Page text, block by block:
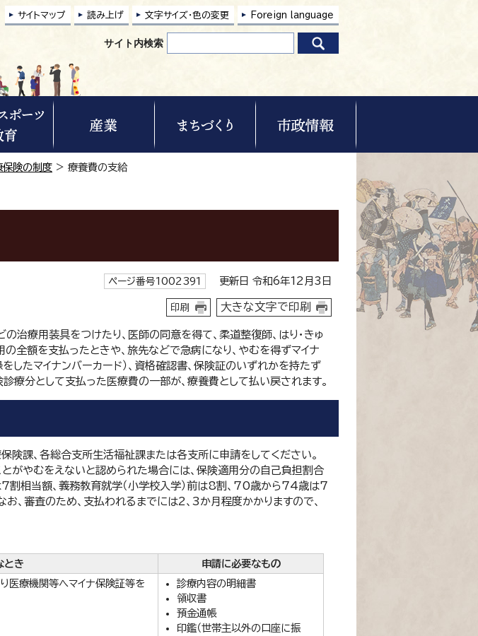
サイトマップ 読み上げ 文字サイズ・色の変更 Foreign language
サイト内検索
保険の制度 > 療養費の支給
ページ番号1002391 更新日 令和6年12月3日
印刷 大きな文字で印刷
治療用装具をつけたり、医師の同意を得て、柔道整復師、はり・きゅ
の全額を支払ったときや、旅先などで急病になり、やむを得ずマイナ
したマイナンバーカード）、資格確認書、保険証のいずれかを持たず
療分として支払った医療費の一部が、療養費として払い戻されます。
険課、各総合支所生活福祉課または各支所に申請をしてください。
がやむをえないと認められた場合には、保険適用分の自己負担割合
割相当額、義務教育就学（小学校入学）前は8割、70歳から74歳は7
お、審査のため、支払われるまでには2、3か月程度かかりますので、
とき
申請に必要なもの
医療機関等へマイナ保険証等を
診療内容の明細書
領収書
預金通帳
印鑑（世帯主以外の口座に振